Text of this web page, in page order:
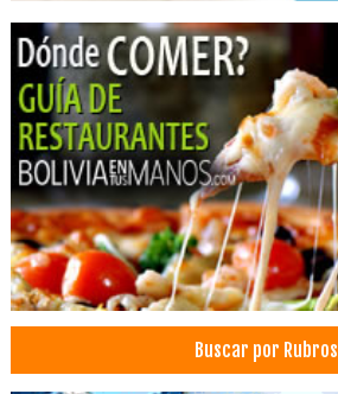
Despachantes de Aduana
Nacionalización de Mercancías
Nacionalización de Mercadería
Servicios Aduaneros
Trámites Aduaneros
Exportación de Mercancías
Exportación de Mercadería
Comercio Exterior
Restaurantes
Restaurantes: Comida CriollaBuscar por Rubros